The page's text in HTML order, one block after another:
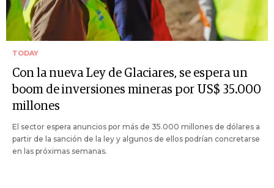
TODAY
Con la nueva Ley de Glaciares, se espera un
boom de inversiones mineras por US$ 35.000
millones
El sector espera anuncios por más de 35.000 millones de dólares a
partir de la sanción de la ley y algunos de ellos podrían concretarse
en las próximas semanas.